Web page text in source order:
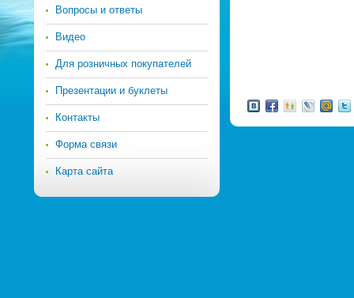
Вопросы и ответы
Видео
Для розничных покупателей
Презентации и буклеты
Контакты
Форма связи
Карта сайта